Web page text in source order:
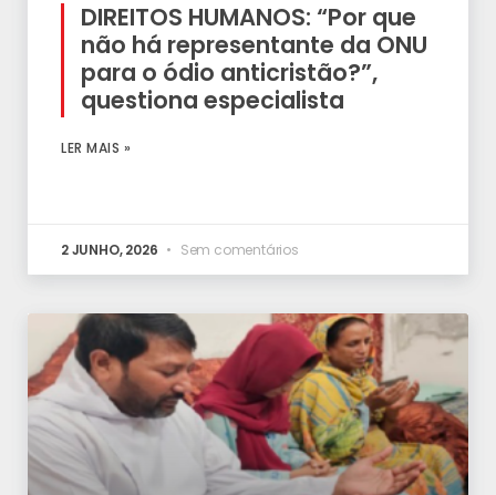
DIREITOS HUMANOS: “Por que
não há representante da ONU
para o ódio anticristão?”,
questiona especialista
LER MAIS »
2 JUNHO, 2026 Sem comentários